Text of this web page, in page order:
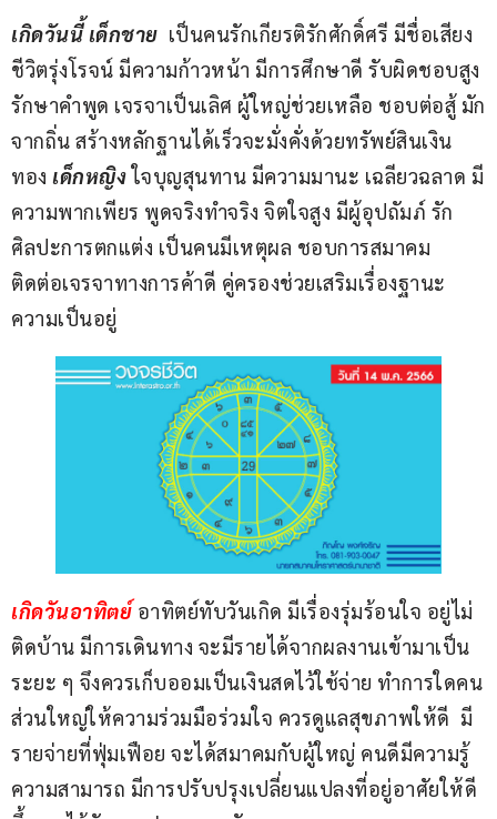
เกิดวันนี้ เด็กชาย เป็นคนรักเกียรติรักศักดิ์ศรี มีชื่อเสียง
ชีวิตรุ่งโรจน์ มีความก้าวหน้า มีการศึกษาดี รับผิดชอบสูง
รักษาคำพูด เจรจาเป็นเลิศ ผู้ใหญ่ช่วยเหลือ ชอบต่อสู้ มัก
จากถิ่น สร้างหลักฐานได้เร็วจะมั่งคั่งด้วยทรัพย์สินเงิน
ทอง เด็กหญิง ใจบุญสุนทาน มีความมานะ เฉลียวฉลาด มี
ความพากเพียร พูดจริงทำจริง จิตใจสูง มีผู้อุปถัมภ์ รัก
ศิลปะการตกแต่ง เป็นคนมีเหตุผล ชอบการสมาคม
ติดต่อเจรจาทางการค้าดี คู่ครองช่วยเสริมเรื่องฐานะ
ความเป็นอยู่
เกิดวันอาทิตย์ อาทิตย์ทับวันเกิด มีเรื่องรุ่มร้อนใจ อยู่ไม่
ติดบ้าน มีการเดินทาง จะมีรายได้จากผลงานเข้ามาเป็น
ระยะ ๆ จึงควรเก็บออมเป็นเงินสดไว้ใช้จ่าย ทำการใดคน
ส่วนใหญ่ให้ความร่วมมือร่วมใจ ควรดูแลสุขภาพให้ดี  มี
รายจ่ายที่ฟุ่มเฟือย จะได้สมาคมกับผู้ใหญ่ คนดีมีความรู้
ความสามารถ มีการปรับปรุงเปลี่ยนแปลงที่อยู่อาศัยให้ดี